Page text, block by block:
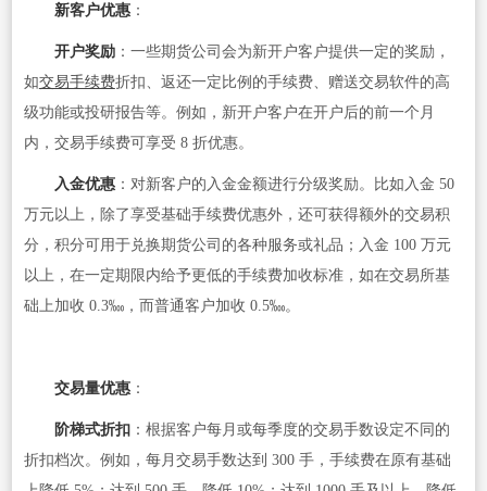
新客户优惠：
开户奖励：一些期货公司会为新开户客户提供一定的奖励，
如交易手续费折扣、返还一定比例的手续费、赠送交易软件的高
级功能或投研报告等。例如，新开户客户在开户后的前一个月
内，交易手续费可享受 8 折优惠。
入金优惠：对新客户的入金金额进行分级奖励。比如入金 50
万元以上，除了享受基础手续费优惠外，还可获得额外的交易积
分，积分可用于兑换期货公司的各种服务或礼品；入金 100 万元
以上，在一定期限内给予更低的手续费加收标准，如在交易所基
础上加收 0.3‱，而普通客户加收 0.5‱。
交易量优惠：
阶梯式折扣：根据客户每月或每季度的交易手数设定不同的
折扣档次。例如，每月交易手数达到 300 手，手续费在原有基础